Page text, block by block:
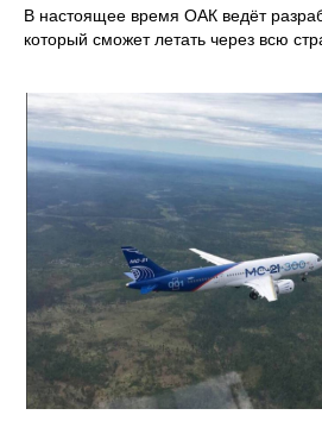
В настоящее время ОАК ведёт
который сможет летать через всю